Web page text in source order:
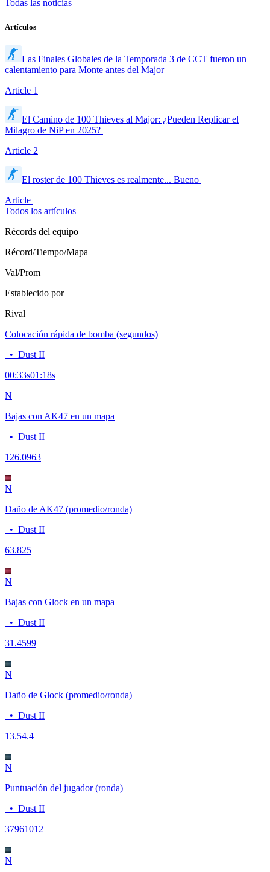
Todas las noticias
Artículos
Las Finales Globales de la Temporada 3 de CCT fueron un
calentamiento para Monte antes del Major
Article 1
El Camino de 100 Thieves al Major: ¿Pueden Replicar el
Milagro de NiP en 2025?
Article 2
El roster de 100 Thieves es realmente... Bueno
Article
Todos los artículos
Récords del equipo
Récord/Tiempo/Mapa
Val/Prom
Establecido por
Rival
Colocación rápida de bomba (segundos)
• Dust II
00:33s01:18s
N
Bajas con AK47 en un mapa
• Dust II
126.0963
N
Daño de AK47 (promedio/ronda)
• Dust II
63.825
N
Bajas con Glock en un mapa
• Dust II
31.4599
N
Daño de Glock (promedio/ronda)
• Dust II
13.54.4
N
Puntuación del jugador (ronda)
• Dust II
37961012
N